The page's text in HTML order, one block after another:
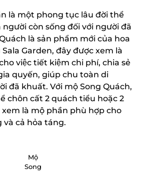
là một phong tục lâu đời thể
người còn sống đối với người đã
là sản phẩm mới của hoa
Garden, đây được xem là
việc tiết kiệm chi phí, chia sẻ
quyến, giúp chu toàn di
đã khuất. Với mộ Song Quách,
chôn cất 2 quách tiểu hoặc 2
là mộ phần phù hợp cho
và cả hỏa táng.
Mộ
Song